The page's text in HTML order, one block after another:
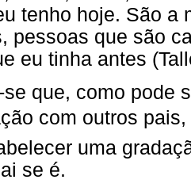
tenho hoje. São a
pessoas que são
eu tinha antes
se que, como pode
com outros pais,
uma
se é.